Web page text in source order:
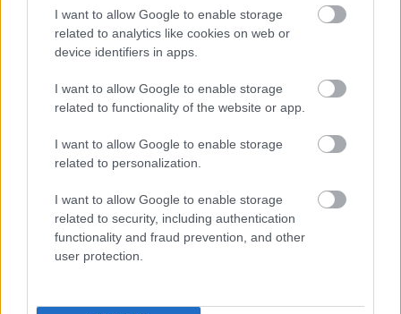
I want to allow Google to enable storage
related to analytics like cookies on web or
device identifiers in apps.
I want to allow Google to enable storage
related to functionality of the website or app.
I want to allow Google to enable storage
related to personalization.
I want to allow Google to enable storage
related to security, including authentication
functionality and fraud prevention, and other
user protection.
Itt állíthatod be
keresőben könnyebben megtaláld a